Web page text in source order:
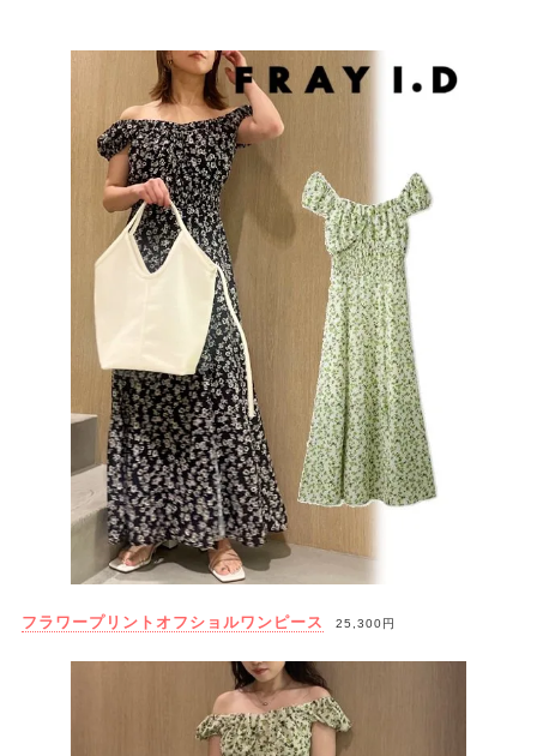
フラワープリントオフショルワンピース 25,300円